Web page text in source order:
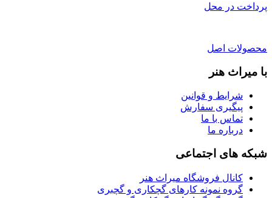
پرداخت در محل
محصولات اصل
با میراث هنر
شرایط و قوانین
پیگیری سفارش
تماس با ما
درباره ما
شبکه های اجتماعی
کانال فروشگاه میراث هنر
گروه نمونه کارهای گچکاری و گچبری